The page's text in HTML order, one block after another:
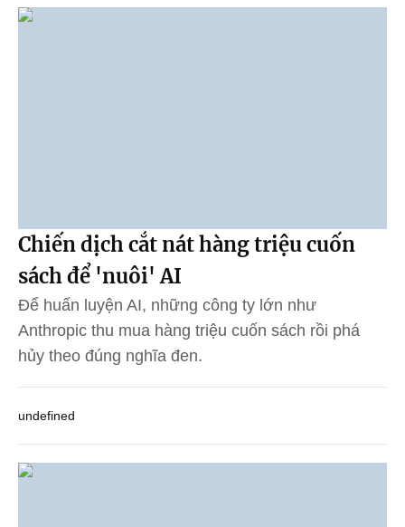
Chiến dịch cắt nát hàng triệu cuốn
sách để 'nuôi' AI
Để huấn luyện AI, những công ty lớn như
Anthropic thu mua hàng triệu cuốn sách rồi phá
hủy theo đúng nghĩa đen.
undefined